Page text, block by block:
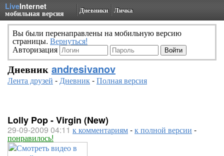
LiveInternet
мобильная версия Дневники Личка
Вы были перенаправлены на мобильную версию
страницы. Вернуться!
Авторизация
Дневник andresivanov
Лента друзей -Дневник-Полная версия
Lolly Pop - Virgin (New)
29-09-2009 04:11 к комментариям-к полной версии -
понравилось!